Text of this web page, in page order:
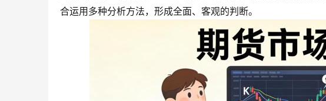
合运用多种分析方法，形成全面、客观的判断。